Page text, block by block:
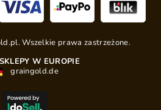
Wszelkie prawa zastrzeżone.
W EUROPIE
graingold.de